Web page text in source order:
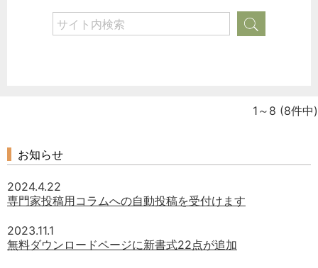
1～8 (8件中)
お知らせ
2024.4.22
専門家投稿用コラムへの自動投稿を受付けます
2023.11.1
無料ダウンロードページに新書式22点が追加